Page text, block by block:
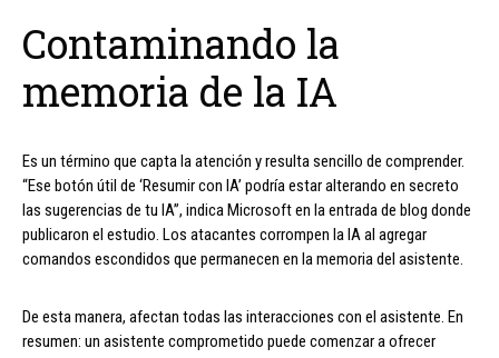
Contaminando la
memoria de la IA
Es un término que capta la atención y resulta sencillo de comprender.
“Ese botón útil de ‘Resumir con IA’ podría estar alterando en secreto
las sugerencias de tu IA”, indica Microsoft en la entrada de blog donde
publicaron el estudio. Los atacantes corrompen la IA al agregar
comandos escondidos que permanecen en la memoria del asistente.
De esta manera, afectan todas las interacciones con el asistente. En
resumen: un asistente comprometido puede comenzar a ofrecer